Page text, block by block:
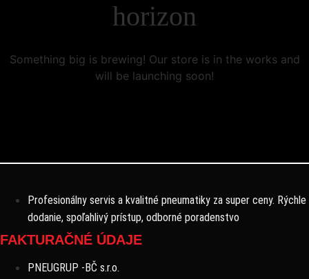
horizon
Something big is brewing! Our store is in the works and
will be launching soon!
Profesionálny servis a kvalitné pneumatiky za super ceny. Rýchle
dodanie, spoľahlivý prístup, odborné poradenstvo
FAKTURAČNÉ ÚDAJE
PNEUGRUP -BČ s.r.o.